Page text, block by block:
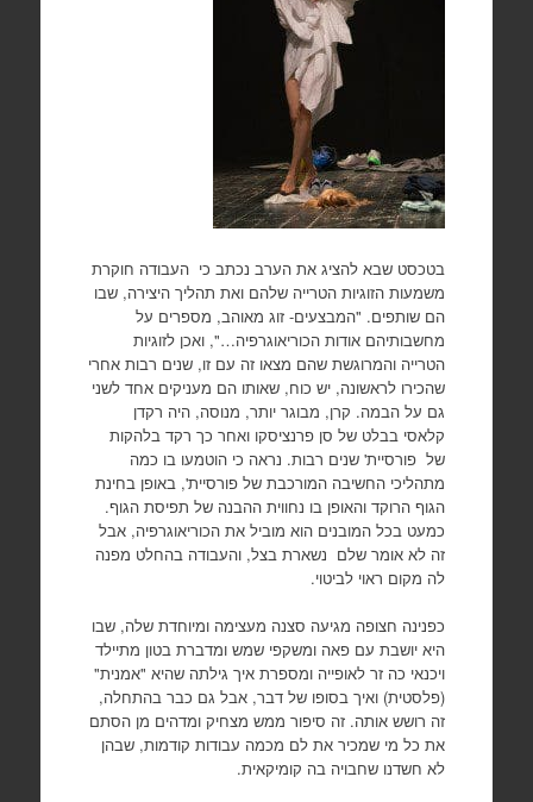
בטכסט שבא להציג את הערב נכתב כי העבודה חוקרת
משמעות הזוגיות הטרייה שלהם ואת תהליך היצירה, שבו
הם שותפים. "המבצעים- זוג מאוהב, מספרים על
מחשבותיהם אודות הכוריאוגרפיה…", ואכן לזוגיות
הטרייה והמרוגשת שהם מצאו זה עם זו, שנים רבות אחרי
שהכירו לראשונה, יש כוח, שאותו הם מעניקים אחד לשני
גם על הבמה. קרן, מבוגר יותר, מנוסה, היה רקדן
קלאסי בבלט של סן פרנציסקו ואחר כך רקד בלהקות
של פורסיית' שנים רבות. נראה כי הוטמעו בו כמה
מתהליכי החשיבה המורכבת של פורסיית', באופן בחינת
הגוף הרוקד והאופן בו נחווית ההבנה של תפיסת הגוף.
כמעט בכל המובנים הוא מוביל את הכוריאוגרפיה, אבל
זה לא אומר שלם נשארת בצל, והעבודה בהחלט מפנה
לה מקום ראוי לביטוי.
כפנינה חצופה מגיעה סצנה מעצימה ומיוחדת שלה, שבו
היא יושבת עם פאה ומשקפי שמש ומדברת בטון מתיילד
ויכנאי כה זר לאופייה ומספרת איך גילתה שהיא "אמנית"
(פלסטית) ואיך בסופו של דבר, אבל גם כבר בהתחלה,
זה רושש אותה. זה סיפור ממש מצחיק ומדהים מן הסתם
את כל מי שמכיר את לם מכמה עבודות קודמות, שבהן
לא חשדנו שחבויה בה קומיקאית.